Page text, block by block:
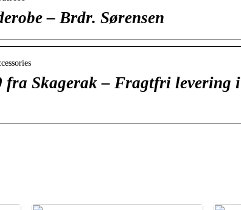
– Brdr. Sørensen
fra Skagerak – Fragtfri levering i